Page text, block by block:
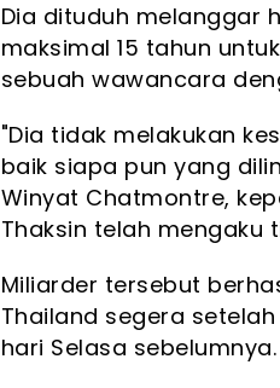
Dia dituduh melanggar
maksimal 15 tahun
sebuah wawancara
"Dia tidak melakukan
baik siapa pun yang
Winyat Chatmontre,
Thaksin telah mengaku
Miliarder tersebut
Thailand segera
hari Selasa sebelumnya.